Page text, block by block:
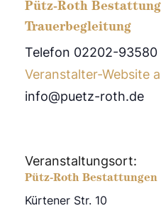
Pütz-Roth
Trauerbegleitung
Telefon 02202-93580
Veranstalter-Website
info@puetz-roth.de
Veranstaltungsort:
Pütz-Roth
Kürtener Str. 10